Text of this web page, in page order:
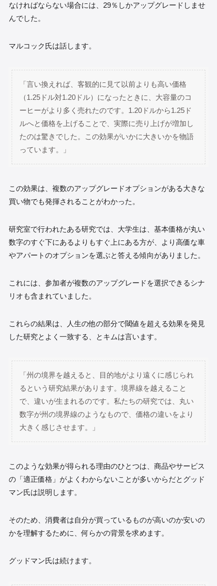
なければならない場合には、29％しかアップグレードしませ
んでした。
マルコック氏は話します。
「言い換えれば、客観的に見て以前よりも高い価格
（1.25ドル対1.20ドル）になったときに、大容量のコ
ーヒーがより多く売れたのです。1.20ドルから1.25ド
ルへと価格を上げることで、実際に売り上げが増加し
たのは驚きでした。この効果がいかに大きいかを物語
っています。」
この効果は、複数のアップグレードオプションがある大きな
買い物でも発揮されることがわかった。
研究室で行われたある研究では、大学生は、基本価格が丸い
数字のすぐ下にあるよりもすぐ上にある方が、より高価な車
やアパートのオプションを選ぶと答える傾向がありました。
これには、参加者が複数のアップグレードを選択できるシナ
リオも含まれていました。
これらの結果は、人生の他の部分で閾値を超える効果を発見
した研究とよく一致する、とキムは言います。
「州の境界を越えると、目的地がより遠くに感じられ
るという研究結果があります。境界線を越えること
で、違いが生まれるのです。私たちの研究では、丸い
数字が州の境界線のようなもので、価格の違いをより
大きく感じさせます。」
このような効果が得られる理由のひとつは、商品やサービス
の「適正価格」がよくわからないことが多いからだとグッド
マン氏は説明します。
そのため、消費者は自分が買っているものが高いのか安いの
かを理解するために、何らかの背景を求めます。
グッドマン氏は続けます。